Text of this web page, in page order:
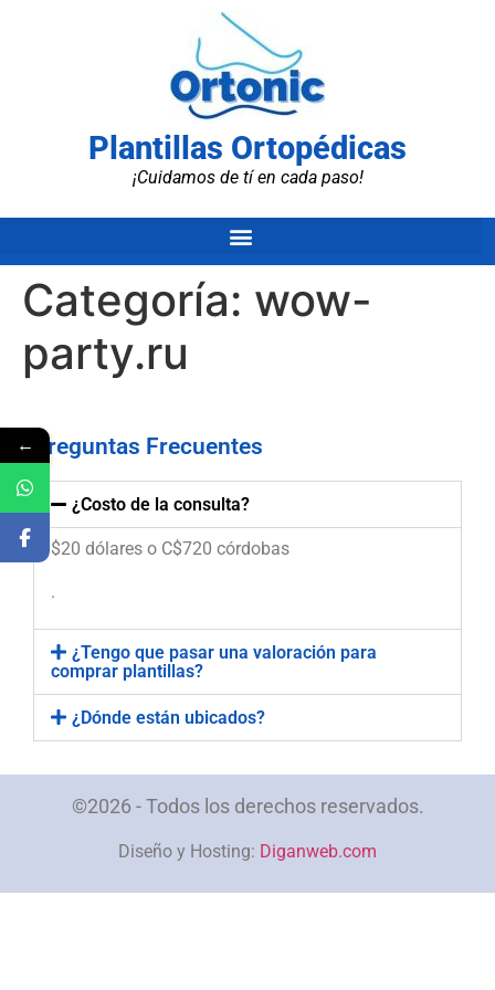
Plantillas Ortopédicas
¡Cuidamos de tí en cada paso!
Categoría: wow-
party.ru
Preguntas Frecuentes
¿Costo de la consulta?
$20 dólares o C$720 córdobas
.
¿Tengo que pasar una valoración para
comprar plantillas?
¿Dónde están ubicados?
©2026 - Todos los derechos reservados.
Diseño y Hosting: Diganweb.com
←